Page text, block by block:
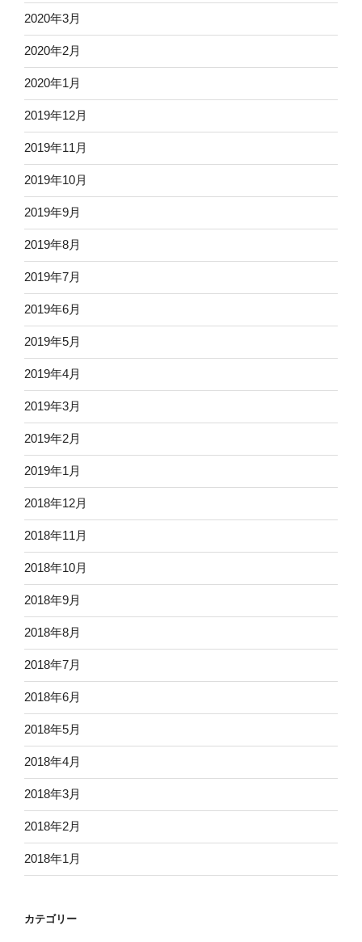
2020年3月
2020年2月
2020年1月
2019年12月
2019年11月
2019年10月
2019年9月
2019年8月
2019年7月
2019年6月
2019年5月
2019年4月
2019年3月
2019年2月
2019年1月
2018年12月
2018年11月
2018年10月
2018年9月
2018年8月
2018年7月
2018年6月
2018年5月
2018年4月
2018年3月
2018年2月
2018年1月
カテゴリー